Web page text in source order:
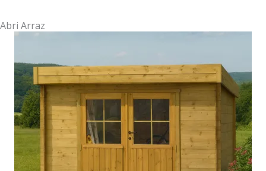
Abri Arraz